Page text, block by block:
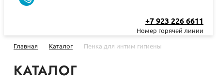
+7 923 226 6611
Номер горячей линии
Главная
Каталог Пенка для интим гигиены
КАТАЛОГ